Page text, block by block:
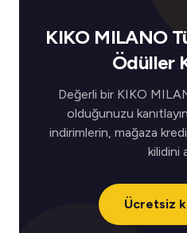
KIKO MILANO
Ödüller
Değerli bir KIKO
olduğunuzu
indirimlerin, mağaza
kilidini
Ücretsiz